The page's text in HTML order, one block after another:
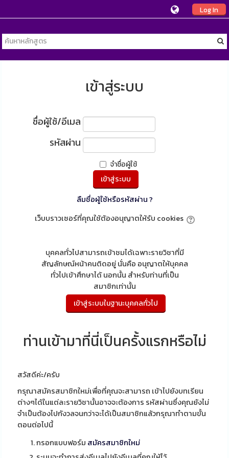
Log In
เข้าสู่ระบบ
ชื่อผู้ใช้/อีเมล
รหัสผ่าน
จำชื่อผู้ใช้
ลืมชื่อผู้ใช้หรือรหัสผ่าน ?
เว็บบราวเซอร์ที่คุณใช้ต้องอนุญาตให้รับ cookies
บุคคลทั่วไปสามารถเข้าชมได้เฉพาะรายวิชาที่มี
สัญลักษณ์หน้าคนติดอยู่ นั่นคือ อนุญาตให้บุคคล
ทั่วไปเข้าศึกษาได้ นอกนั้น สำหรับท่านที่เป็น
สมาชิกเท่านั้น
ท่านเข้ามาที่นี่เป็นครั้งแรกหรือไม่
สวัสดีค่ะ/ครับ
กรุณาสมัครสมาชิกใหม่เพื่อที่คุณจะสามารถ เข้าไปยังบทเรียน
ต่างๆได้ในแต่ละรายวิชานั้นอาจจะต้องการ รหัสผ่านซึ่งคุณยังไม่
จำเป็นต้องไปกังวลจนกว่าจะได้เป็นสมาชิกแล้วกรุณาทำตามขั้น
ตอนต่อไปนี้
กรอกแบบฟอร์ม สมัครสมาชิกใหม่